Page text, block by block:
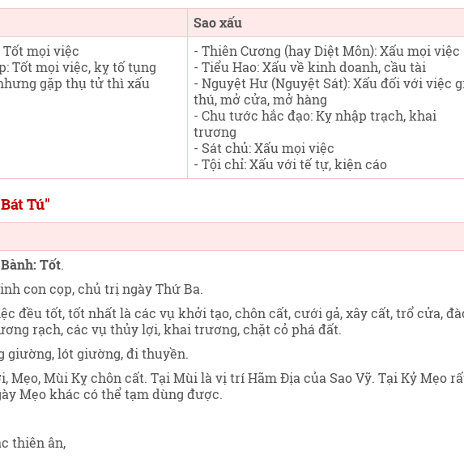
Sao xấu
mọi việc
Tốt mọi việc, kỵ tố tụng
gặp thụ tử thì xấu
- Thiên Cương (hay Diệt Môn): Xấu mọi việc
- Tiểu Hao: Xấu về kinh doanh, cầu tài
- Nguyệt Hư (Nguyệt Sát): Xấu đối với việc
thú, mở cửa, mở hàng
- Chu tước hắc đạo: Kỵ nhập trạch, khai
trương
- Sát chủ: Xấu mọi việc
- Tội chỉ: Xấu với tế tự, kiện cáo
Tú"
Tốt.
con cọp, chủ trị ngày Thứ Ba.
đều tốt, tốt nhất là các vụ khởi tạo, chôn cất, cưới gả, xây cất, trổ cửa,
rạch, các vụ thủy lợi, khai trương, chặt cỏ phá đất.
giường, lót giường, đi thuyền.
Mẹo, Mùi Kỵ chôn cất. Tại Mùi là vị trí Hãm Địa của Sao Vỹ. Tại Kỷ Mẹo
Mẹo khác có thể tạm dùng được.
thiên ân,